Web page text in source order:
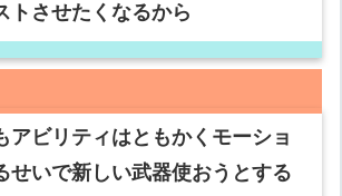
トさせたくなるから
アビリティはともかくモーショ
せいで新しい武器使おうとする